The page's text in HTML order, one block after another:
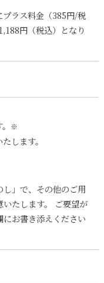
ラス料金（385円/税
円（税込）となり
※
します。
」で、その他のご用
たします。 ご要望が
お書き添えください